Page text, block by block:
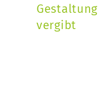
Gestaltung
vergibt